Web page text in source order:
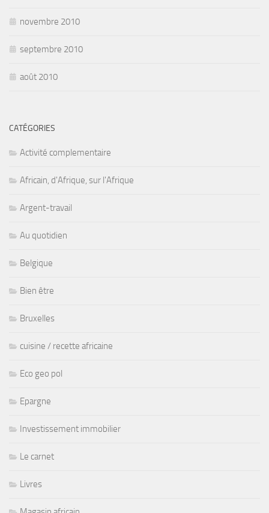
novembre 2010
septembre 2010
août 2010
CATÉGORIES
Activité complementaire
Africain, d'Afrique, sur l'Afrique
Argent-travail
Au quotidien
Belgique
Bien être
Bruxelles
cuisine / recette africaine
Eco geo pol
Epargne
Investissement immobilier
Le carnet
Livres